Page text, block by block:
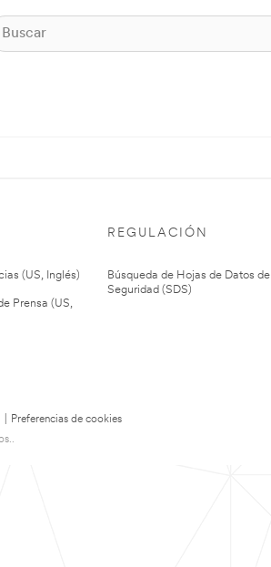
(US, Inglés)
Prensa (US,
REGULACIÓN
Búsqueda de Hojas de Datos de
Seguridad (SDS)
Preferencias de cookies